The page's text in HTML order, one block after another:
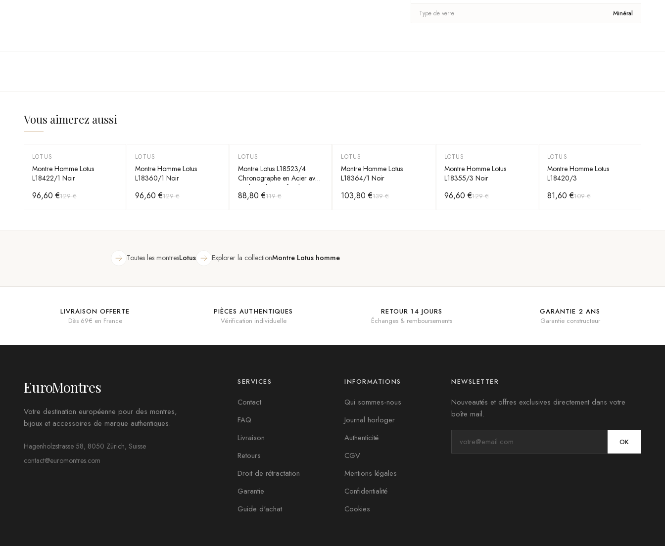
Type de verre Minéral
Vous aimerez aussi
-25%
LOTUS
Montre Homme Lotus
L18422/1 Noir
96,60 €129 €
-25%
LOTUS
Montre Homme Lotus
L18360/1 Noir
96,60 €129 €
-25%
LOTUS
Montre Lotus L18523/4
Chronographe en Acier avec
Cadran Bleu Profond
88,80 €119 €
-25%
LOTUS
Montre Homme Lotus
L18364/1 Noir
103,80 €139 €
-25%
LOTUS
Montre Homme Lotus
L18355/3 Noir
96,60 €129 €
-25%
LOTUS
Montre Homme Lotus
L18420/3
81,60 €109 €
Toutes les montresLotus Explorer la collectionMontre Lotus homme
LIVRAISON OFFERTE
Dès 69€ en France
PIÈCES AUTHENTIQUES
Vérification individuelle
RETOUR 14 JOURS
Échanges & remboursements
GARANTIE 2 ANS
Garantie constructeur
EuroMontres
Votre destination européenne pour des montres,
bijoux et accessoires de marque authentiques.
Hagenholzstrasse 58, 8050 Zürich, Suisse
contact@euromontres.com
SERVICES
Contact
FAQ
Livraison
Retours
Droit de rétractation
Garantie
Guide d'achat
INFORMATIONS
Qui sommes-nous
Journal horloger
Authenticité
CGV
Mentions légales
Confidentialité
Cookies
NEWSLETTER
Nouveautés et offres exclusives directement dans votre
boîte mail.
OK